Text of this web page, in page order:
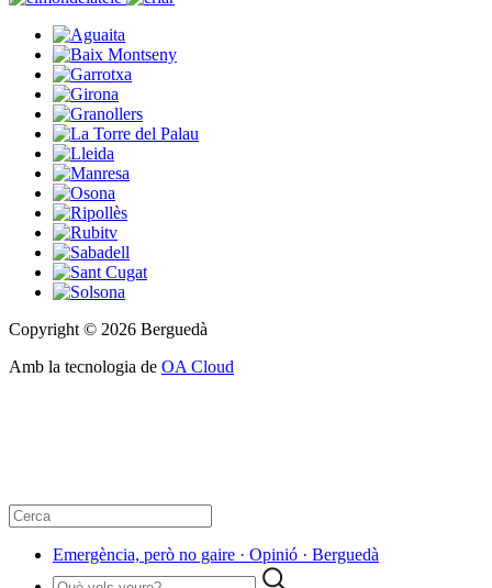
Copyright © 2026 Berguedà
Amb la tecnologia de OA Cloud
Emergència, però no gaire · Opinió · Berguedà